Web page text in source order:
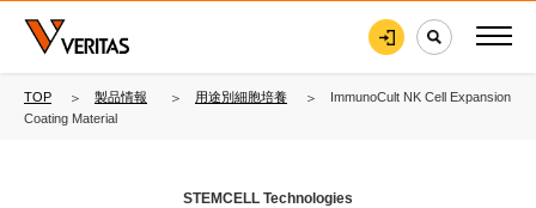
TOP 製品情報 用途別細胞培養
ImmunoCult NK Cell Expansion
Coating Material
STEMCELL Technologies